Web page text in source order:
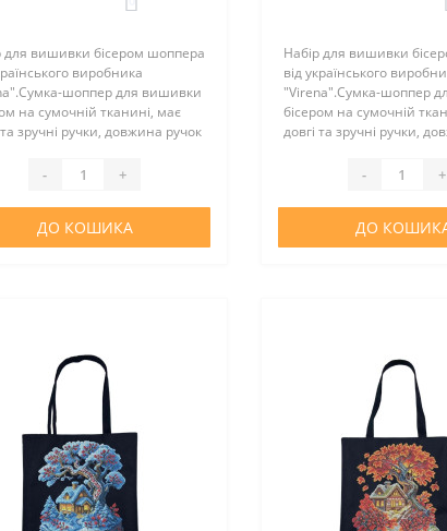
для вишивки бісером шоппера
виробника
шоппер для вишивки
на сумочній тканині, має
та зручні ручки, довжина ручок
додаткових операцій зі
- +
ДО КОШИКА
Набір для вишивки
від українського
"Virena".Сумка-шоппер
бісером на сумочній
довгі та зручні ручки,
не потребує додаткових
- +
ДО